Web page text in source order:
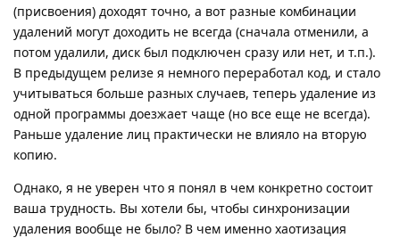
(присвоения) доходят точно, а вот разные комбинации
удалений могут доходить не всегда (сначала отменили, а
потом удалили, диск был подключен сразу или нет, и т.п.).
В предыдущем релизе я немного переработал код, и стало
учитываться больше разных случаев, теперь удаление из
одной программы доезжает чаще (но все еще не всегда).
Раньше удаление лиц практически не влияло на вторую
копию.
Однако, я не уверен что я понял в чем конкретно состоит
ваша трудность. Вы хотели бы, чтобы синхронизации
удаления вообще не было? В чем именно хаотизация